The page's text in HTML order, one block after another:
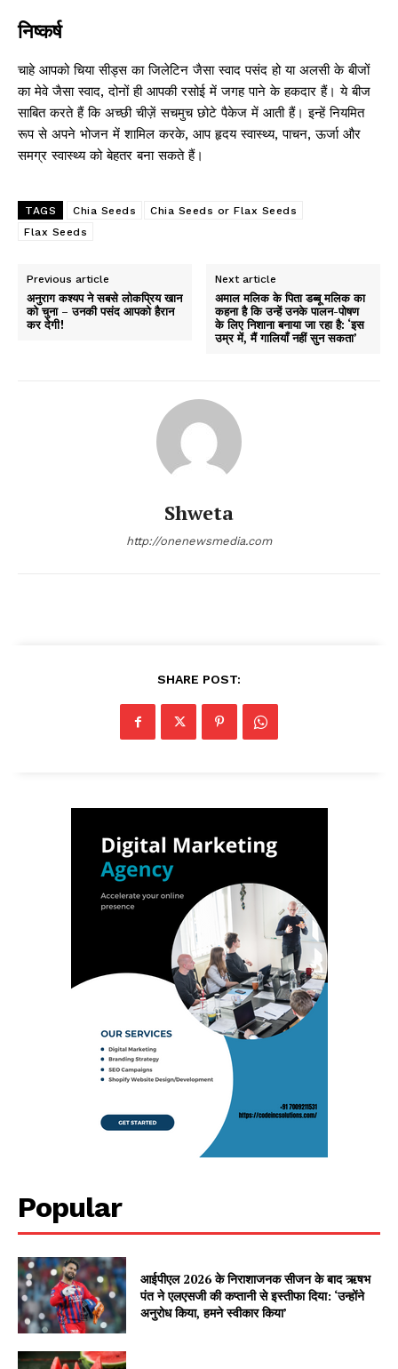
निष्कर्ष
चाहे आपको चिया सीड्स का जिलेटिन जैसा स्वाद पसंद हो या अलसी के बीजों
का मेवे जैसा स्वाद, दोनों ही आपकी रसोई में जगह पाने के हकदार हैं। ये बीज
साबित करते हैं कि अच्छी चीज़ें सचमुच छोटे पैकेज में आती हैं। इन्हें नियमित
रूप से अपने भोजन में शामिल करके, आप हृदय स्वास्थ्य, पाचन, ऊर्जा और
समग्र स्वास्थ्य को बेहतर बना सकते हैं।
TAGS Chia Seeds
Chia Seeds or Flax Seeds
Flax Seeds
Previous article
अनुराग कश्यप ने सबसे लोकप्रिय खान
को चुना – उनकी पसंद आपको हैरान
कर देगी!
Next article
अमाल मलिक के पिता डब्बू मलिक का
कहना है कि उन्हें उनके पालन-पोषण
के लिए निशाना बनाया जा रहा है: ‘इस
उम्र में, मैं गालियाँ नहीं सुन सकता’
Shweta
http://onenewsmedia.com
SHARE POST:
Popular
आईपीएल 2026 के निराशाजनक सीजन के बाद ऋषभ
पंत ने एलएसजी की कप्तानी से इस्तीफा दिया: ‘उन्होंने
अनुरोध किया, हमने स्वीकार किया’